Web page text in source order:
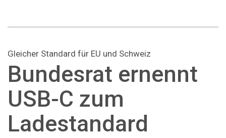
Gleicher Standard für EU und Schweiz
Bundesrat ernennt
USB-C zum
Ladestandard